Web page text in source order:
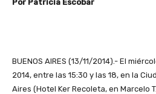
Por Patricia Escobar
BUENOS AIRES (13/11/2014).- El
2014, entre las 15:30 y las 18, en la
Aires (Hotel Ker Recoleta, en Marcelo